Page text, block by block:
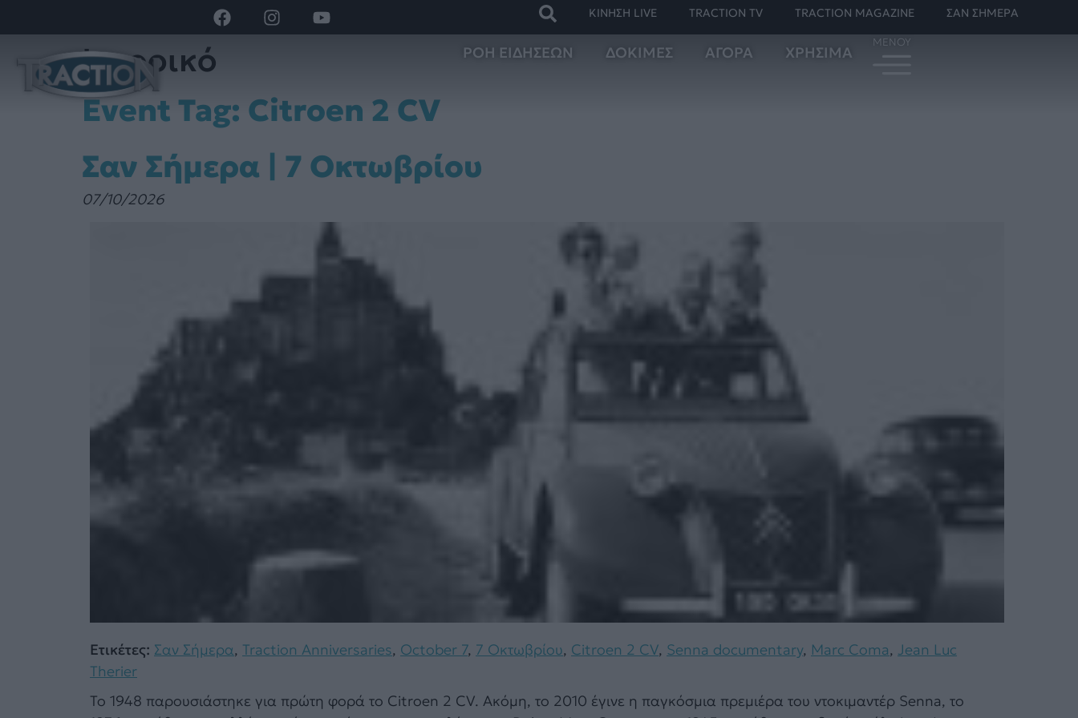
ΚΙΝΗΣΗ LIVE TRACTION TV TRACTION MAGAZINE ΣΑΝ ΣΗΜΕΡΑ
ΡΟΗ ΕΙΔΗΣΕΩΝ ΔΟΚΙΜΕΣ ΑΓΟΡΑ ΧΡΗΣΙΜΑ
Ιστορικό
Event Tag: Citroen 2 CV
Σαν Σήμερα | 7 Οκτωβρίου
07/10/2026
Ετικέτες: Σαν Σήμερα, Traction Anniversaries, October 7, 7 Οκτωβρίου, Citroen 2 CV, Senna documentary, Marc Coma, Jean Luc
Therier
Το 1948 παρουσιάστηκε για πρώτη φορά το Citroen 2 CV. Ακόμη, το 2010 έγινε η παγκόσμια πρεμιέρα του ντοκιμαντέρ Senna, το